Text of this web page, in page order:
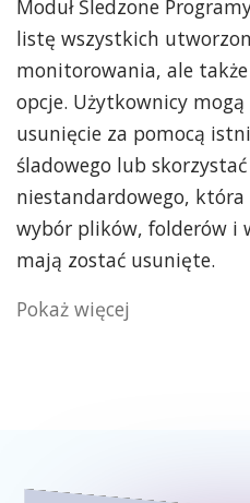
Moduł Śledzone
listę wszystkich
monitorowania, ale
opcje. Użytkownicy
usunięcie za pomocą
śladowego lub
niestandardowego, która
wybór plików, folderów i
mają zostać usunięte.
Pokaż więcej